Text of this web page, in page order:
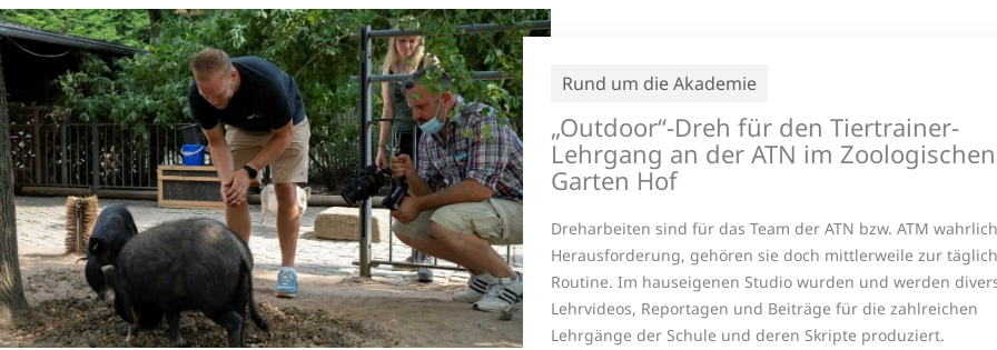
Rund um die Akademie
„Outdoor“-Dreh für den Tiertrainer-
Lehrgang an der ATN im Zoologischen
Garten Hof
Dreharbeiten sind für das Team der ATN bzw. ATM
Herausforderung, gehören sie doch mittlerweile zur
Routine. Im hauseigenen Studio wurden und werden
Lehrvideos, Reportagen und Beiträge für die zahlreichen
Lehrgänge der Schule und deren Skripte produziert.